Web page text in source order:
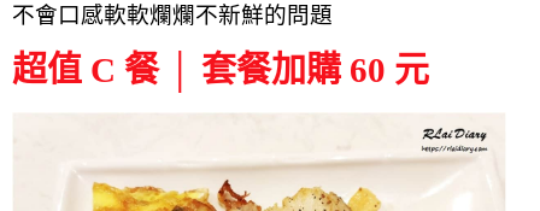
不會口感軟軟爛爛不新鮮的問題
超值 C 餐 │ 套餐加購 60 元